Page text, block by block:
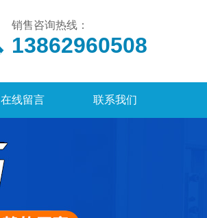
销售咨询热线：
13862960508
在线留言 联系我们